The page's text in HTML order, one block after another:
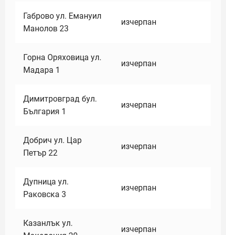
Габрово ул. Емануил
Манолов 23
изчерпан
Горна Оряховица ул.
Мадара 1
изчерпан
Димитровград бул.
България 1
изчерпан
Добрич ул. Цар
Петър 22
изчерпан
Дупница ул.
Раковска 3
изчерпан
Казанлък ул.
изчерпан